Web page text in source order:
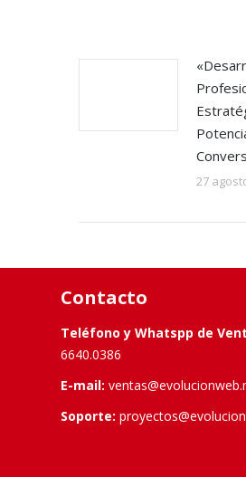
27
Contacto
Teléfono y Whatspp de
6640.0386
E-mail:
Soporte: